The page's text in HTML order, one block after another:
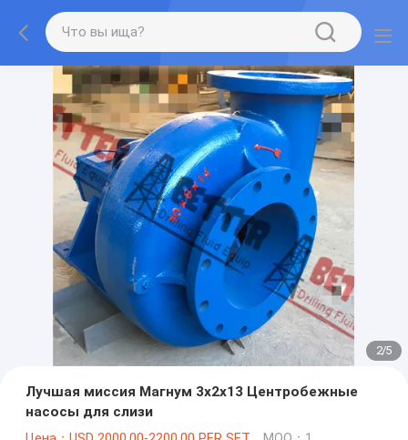
2/5
Лучшая миссия Магнум 3х2х13 Центробежные
насосы для слизи